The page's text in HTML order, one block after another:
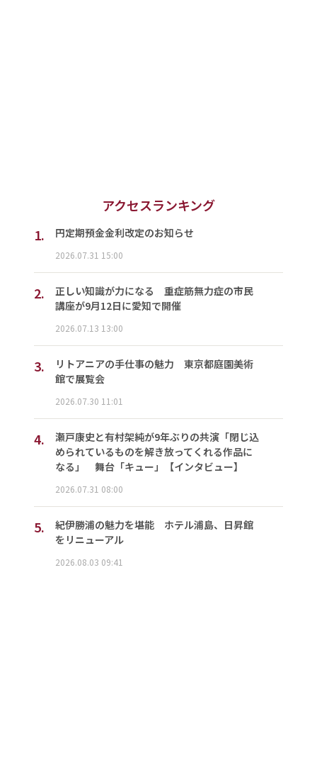
アクセスランキング
1.
円定期預金金利改定のお知らせ
2026.07.31 15:00
2.
正しい知識が力になる 重症筋無力症の市民
講座が9月12日に愛知で開催
2026.07.13 13:00
3.
リトアニアの手仕事の魅力 東京都庭園美術
館で展覧会
2026.07.30 11:01
4.
瀬戸康史と有村架純が9年ぶりの共演「閉じ込
められているものを解き放ってくれる作品に
なる」 舞台「キュー」【インタビュー】
2026.07.31 08:00
5.
紀伊勝浦の魅力を堪能 ホテル浦島、日昇館
をリニューアル
2026.08.03 09:41